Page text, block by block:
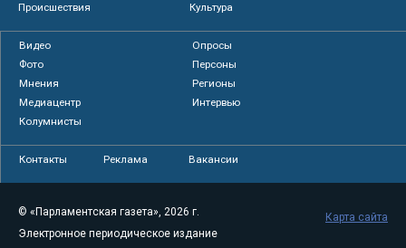
Происшествия
Культура
Видео
Опросы
Фото
Персоны
Мнения
Регионы
Медиацентр
Интервью
Колумнисты
Контакты Реклама Вакансии
© «Парламентская газета», 2026 г.
Электронное периодическое издание
Карта сайта